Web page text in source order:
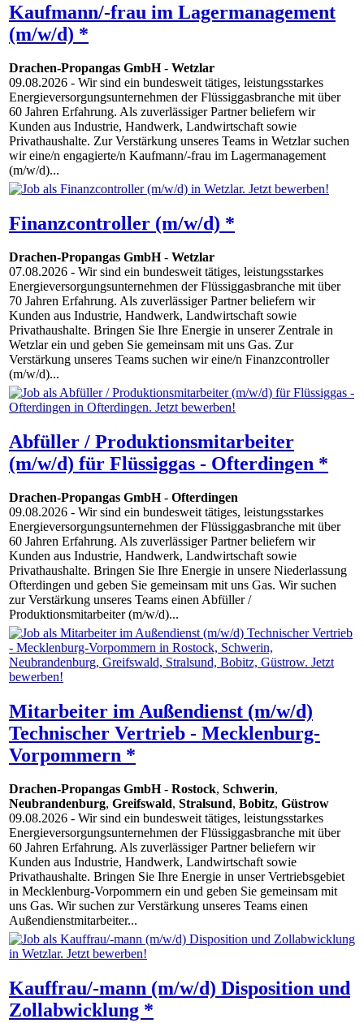
Kaufmann/-frau im Lagermanagement
(m/w/d) *
Drachen-Propangas GmbH- Wetzlar
09.08.2026 - Wir sind ein bundesweit tätiges, leistungsstarkes
Energie­ver­sor­gungs­unter­nehmen der Flüssiggasbranche mit über
60 Jahren Erfahrung. Als zuverlässiger Partner beliefern wir
Kunden aus Industrie, Handwerk, Landwirtschaft so­wie
Privathaushalte. Zur Verstärkung unseres Teams in Wetzlar suchen
wir eine/n engagierte/n Kaufmann/-frau im Lagermanagement
(m/w/d)...
Finanzcontroller (m/w/d) *
Drachen-Propangas GmbH- Wetzlar
07.08.2026 - Wir sind ein bundesweit tätiges, leistungsstarkes
Energie­ver­sor­gungs­unter­nehmen der Flüssiggasbranche mit über
70 Jahren Erfahrung. Als zuverlässiger Partner beliefern wir
Kunden aus Industrie, Handwerk, Landwirtschaft so­wie
Privathaushalte. Bringen Sie Ihre Energie in unserer Zentrale in
Wetzlar ein und geben Sie gemeinsam mit uns Gas. Zur
Verstärkung unseres Teams suchen wir eine/n Finanzcontroller
(m/w/d)...
Abfüller / Produktionsmitarbeiter
(m/w/d) für Flüssiggas - Ofterdingen *
Drachen-Propangas GmbH- Ofterdingen
09.08.2026 - Wir sind ein bundesweit tätiges, leistungsstarkes
Energie­ver­sor­gungs­unter­nehmen der Flüssiggasbranche mit über
60 Jahren Erfahrung. Als zuverlässiger Partner beliefern wir
Kunden aus Industrie, Handwerk, Landwirtschaft so­wie
Privathaushalte. Bringen Sie Ihre Energie in unsere Niederlassung
Ofterdingen und geben Sie gemeinsam mit uns Gas. Wir suchen
zur Verstärkung unseres Teams einen Abfüller /
Produktionsmitarbeiter (m/w/d)...
Mitarbeiter im Außendienst (m/w/d)
Technischer Vertrieb - Mecklenburg-
Vorpommern *
Drachen-Propangas GmbH- Rostock, Schwerin,
Neubrandenburg, Greifswald, Stralsund, Bobitz, Güstrow
09.08.2026 - Wir sind ein bundesweit tätiges, leistungsstarkes
Energie­ver­sor­gungs­unter­nehmen der Flüssiggasbranche mit über
60 Jahren Erfahrung. Als zuverlässiger Partner beliefern wir
Kunden aus Industrie, Handwerk, Landwirtschaft so­wie
Privathaushalte. Bringen Sie Ihre Energie in unser Vertriebsgebiet
in Mecklenburg-Vorpommern ein und geben Sie gemeinsam mit
uns Gas. Wir suchen zur Verstärkung unseres Teams einen
Außendienstmitarbeiter...
Kauffrau/-mann (m/w/d) Disposition und
Zollabwicklung *